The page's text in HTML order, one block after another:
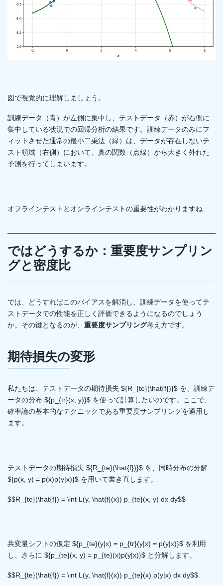
図で視覚的に理解しましょう。
訓練データ（青）が左側に集中し、テストデータ（赤）が右側に
集中している状況での回帰分析の結果です。訓練データのみにフ
ィットさせた通常の最小二乗法（緑）は、データが存在しないテ
スト領域（右側）において、真の関数（点線）から大きく外れた
予測を行ってしまいます。
オフラインテストとオンラインテストの重要性がわかりますね
ではどうするか：重要度サンプリン
グと密度比
では、どうすればこのバイアスを解消し、訓練データを使ってテ
ストデータでの性能を正しく評価できるようになるのでしょう
か。その鍵となるのが、 重要度サンプリング考え方です。
期待損失の変形
私たちは、テストデータの期待損失 ${R_{te}(\hat{f})}$ を、訓練デ
ータの分布 ${p_{tr}(x, y)}$ を使って計算したいのです。ここで、
確率論の基本的なテクニックである重要度サンプリングを適用し
ます。
テストデータの期待損失 ${R_{te}(\hat{f})}$ を、同時分布の分解
${p(x, y) = p(x)p(y|x)}$ を用いて書き直します。
$$R_{te}(\hat{f}) = \int L(y, \hat{f}(x)) p_{te}(x, y) dx dy$$
共変量シフトの仮定 ${p_{te}(y|x) = p_{tr}(y|x) = p(y|x)}$ を利用
し、さらに ${p_{te}(x, y) = p_{te}(x)p(y|x)}$ と分解します。
$$R_{te}(\hat{f}) = \int L(y, \hat{f}(x)) p_{te}(x) p(y|x) dx dy$$